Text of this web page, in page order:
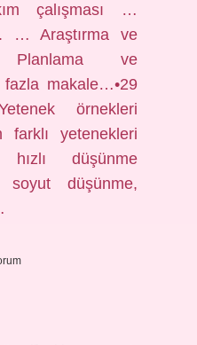
çalışması …
… Araştırma ve
ve
fazla makale…•29
örnekleri
farklı yetenekleri
düşünme
soyut düşünme,